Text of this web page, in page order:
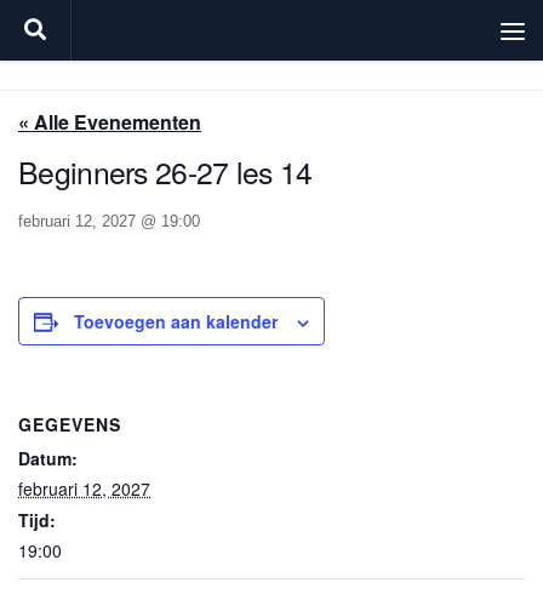
Doorgaan naar inhoud
« Alle Evenementen
Beginners 26-27 les 14
februari 12, 2027 @ 19:00
Toevoegen aan kalender
GEGEVENS
Datum:
februari 12, 2027
Tijd:
19:00